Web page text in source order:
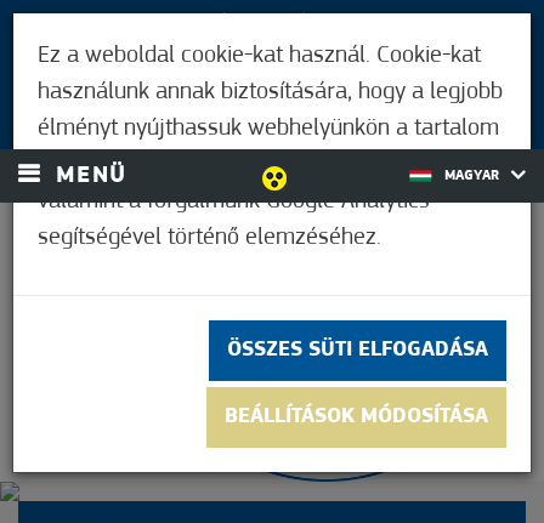
BEJELENTKEZÉS
MENÜ MAGYAR
Ez a weboldal cookie-kat használ. Cookie-kat
használunk annak biztosítására, hogy a legjobb
élményt nyújthassuk webhelyünkön a tartalom
és a hirdetések személyre szabásához,
valamint a forgalmunk Google Analytics
segítségével történő elemzéséhez.
ÖSSZES SÜTI ELFOGADÁSA
BEÁLLÍTÁSOK MÓDOSÍTÁSA